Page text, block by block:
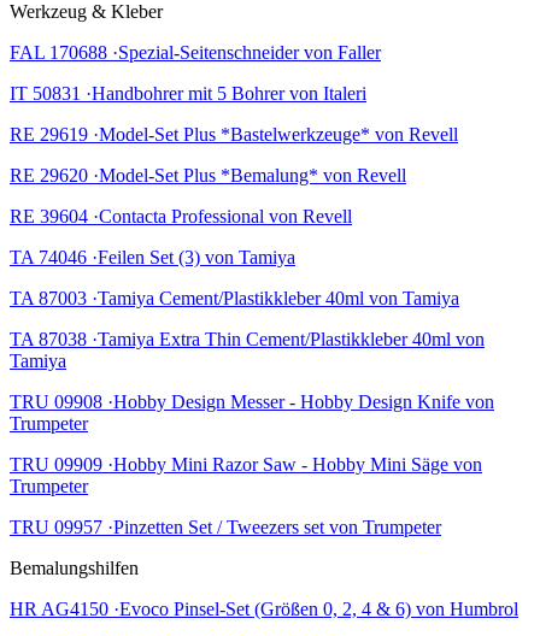
Werkzeug & Kleber
FAL 170688 ·Spezial-Seitenschneider von Faller
IT 50831 ·Handbohrer mit 5 Bohrer von Italeri
RE 29619 ·Model-Set Plus *Bastelwerkzeuge* von Revell
RE 29620 ·Model-Set Plus *Bemalung* von Revell
RE 39604 ·Contacta Professional von Revell
TA 74046 ·Feilen Set (3) von Tamiya
TA 87003 ·Tamiya Cement/Plastikkleber 40ml von Tamiya
TA 87038 ·Tamiya Extra Thin Cement/Plastikkleber 40ml von
Tamiya
TRU 09908 ·Hobby Design Messer - Hobby Design Knife von
Trumpeter
TRU 09909 ·Hobby Mini Razor Saw - Hobby Mini Säge von
Trumpeter
TRU 09957 ·Pinzetten Set / Tweezers set von Trumpeter
Bemalungshilfen
HR AG4150 ·Evoco Pinsel-Set (Größen 0, 2, 4 & 6) von Humbrol